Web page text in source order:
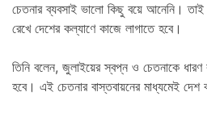
চেতনার ব্যবসাই ভালো কিছু বয়ে আনেনি। তাই
রেখে দেশের কল্যাণে কাজে লাগাতে হবে।
তিনি বলেন, জুলাইয়ের স্বপ্ন ও চেতনাকে ধারণ
হবে। এই চেতনার বাস্তবায়নের মাধ্যমেই দেশ